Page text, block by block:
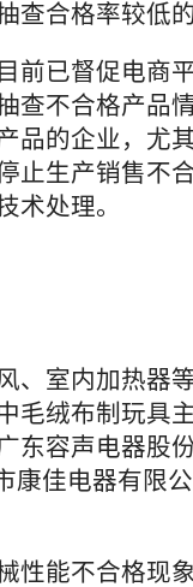
查合格率较低
已督促电商
查不合格产品
品的企业，尤
止生产销售不
术处理。
室内加热器
毛绒布制玩具
东容声电器股
康佳电器有限
能不合格现